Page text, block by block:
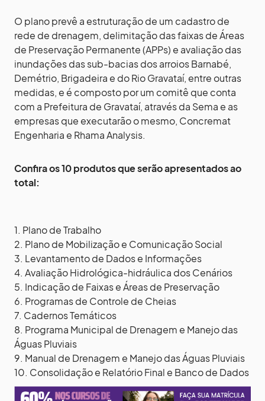
O plano prevê a estruturação de um cadastro de
rede de drenagem, delimitação das faixas de Áreas
de Preservação Permanente (APPs) e avaliação das
inundações das sub-bacias dos arroios Barnabé,
Demétrio, Brigadeira e do Rio Gravataí, entre outras
medidas, e é composto por um comitê que conta
com a Prefeitura de Gravataí, através da Sema e as
empresas que executarão o mesmo, Concremat
Engenharia e Rhama Analysis.
Confira os 10 produtos que serão apresentados ao
total:
1. Plano de Trabalho
2. Plano de Mobilização e Comunicação Social
3. Levantamento de Dados e Informações
4. Avaliação Hidrológica-hidráulica dos Cenários
5. Indicação de Faixas e Áreas de Preservação
6. Programas de Controle de Cheias
7. Cadernos Temáticos
8. Programa Municipal de Drenagem e Manejo das
Águas Pluviais
9. Manual de Drenagem e Manejo das Águas Pluviais
10. Consolidação e Relatório Final e Banco de Dados